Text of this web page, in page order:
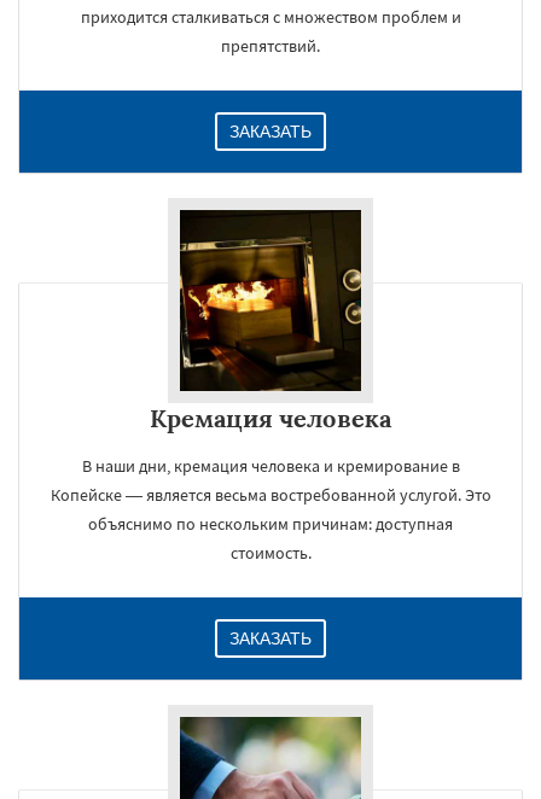
приходится сталкиваться с множеством проблем и
препятствий.
ЗАКАЗАТЬ
Кремация человека
В наши дни, кремация человека и кремирование в
Копейске — является весьма востребованной услугой. Это
объяснимо по нескольким причинам: доступная
стоимость.
ЗАКАЗАТЬ